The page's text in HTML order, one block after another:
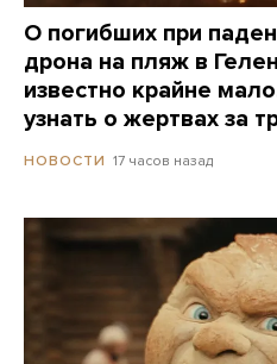
О погибших при
дрона на пляж в
известно крайне
узнать о жертвах за
НОВОСТИ 17 часов назад